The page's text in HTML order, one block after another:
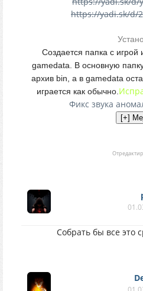
https://yadi.sk/d/
Создается папка с игрой
gamedata. В основную
архив bin, а в gamedata
играется как обычно.
Фикс звука
Собрать бы все это